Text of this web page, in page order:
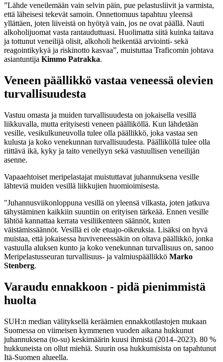
”Lähde veneilemään vain selvin päin, pue pelastusliivit ja varmista,
että läheisesi tekevät samoin. Onnettomuus tapahtuu yleensä
yllättäen, joten liiveistä on hyötyä vain, jos ne ovat päällä. Nauti
alkoholijuomat vasta rantauduttuasi. Huolimatta siitä kuinka taitava
ja tottunut veneilijä olisit, alkoholi heikentää arviointi- sekä
reagointikykyä ja riskinotto kasvaa”, muistuttaa Traficomin johtava
asiantuntija Kimmo Patrakka.
Veneen päällikkö vastaa veneessä olevien
turvallisuudesta
Vastuu omasta ja muiden turvallisuudesta on jokaisella vesillä
liikkuvalla, mutta erityisesti veneen päälliköllä. Kun lähdetään
vesille, vesikulkuneuvolla tulee olla päällikkö, joka vastaa sen
kulusta ja koko venekunnan turvallisuudesta. Päälliköllä tulee olla
riittävä ikä, kyky ja taito veneilyyn sekä vastuullisen veneilijän
asenne.
Vapaaehtoiset meripelastajat muistuttavat juhannuksena vesille
lähteviä muiden vesillä liikkujien huomioimisesta.
"Juhannusviikonloppuna vesillä on yleensä vilkasta, joten jatkuva
tähystäminen kaikkiin suuntiin on erityisen tärkeää. Ennen vesille
lähtöä kannattaa kerrata vesiliikenteen säännöt, kuten
väistämissäännöt. Vesillä ei ole etuajo-oikeuksia. Lisäksi on hyvä
muistaa, että jokaisessa huviveneessäkin on oltava päällikkö, jonka
vastuulla aluksen kunto ja koko venekunnan turvallisuus on, sanoo
Meripelastusseuran turvallisuus- ja valmiuspäällikkö Marko
Stenberg.
Varaudu ennakkoon - pidä pienimmistä
huolta
SUH:n median välityksellä keräämien ennakkotilastojen mukaan
Suomessa on viimeisen kymmenen vuoden aikana hukkunut
juhannuksena (to-su) keskimäärin kuusi ihmistä (2014–2023). 80 %
hukkuneista on ollut miehiä. Suurin osa hukkumisista on tapahtunut
Itä-Suomen alueella.